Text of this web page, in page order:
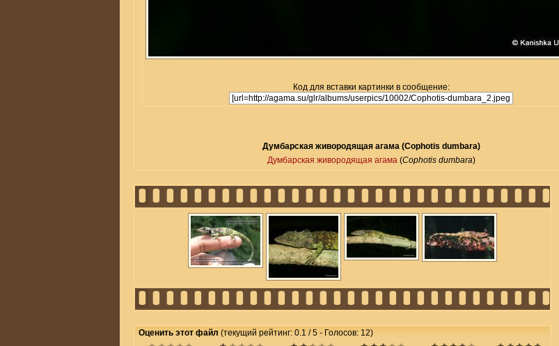
Код для вставки картинки в сообщение:
Думбарская живородящая агама (Cophotis dumbara)
Думбарская живородящая агама(Cophotis dumbara)
Оценить этот файл (текущий рейтинг: 0.1 / 5 - Голосов: 12)